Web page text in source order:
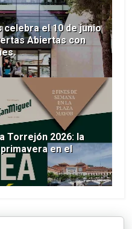
celebra el 10 de junio
Abiertas con
Torrejón 2026: la
en el